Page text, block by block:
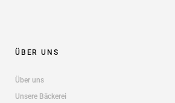
ÜBER UNS
Über uns
Unsere Bäckerei